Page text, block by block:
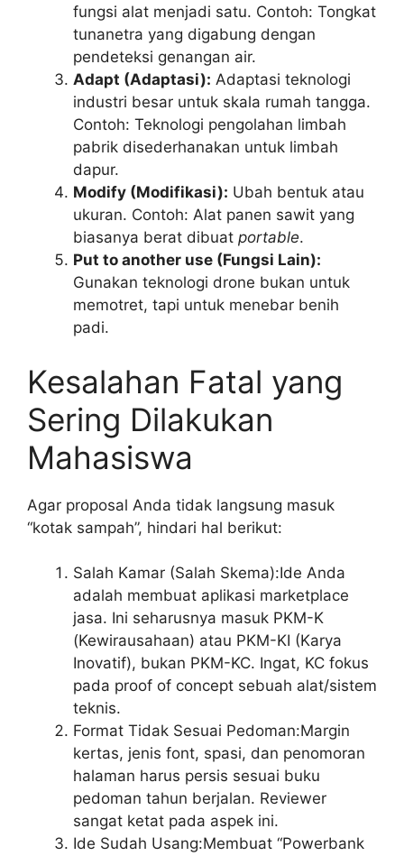
fungsi alat menjadi satu. Contoh: Tongkat
tunanetra yang digabung dengan
pendeteksi genangan air.
Adapt (Adaptasi): Adaptasi teknologi
industri besar untuk skala rumah tangga.
Contoh: Teknologi pengolahan limbah
pabrik disederhanakan untuk limbah
dapur.
Modify (Modifikasi): Ubah bentuk atau
ukuran. Contoh: Alat panen sawit yang
biasanya berat dibuat portable.
Put to another use (Fungsi Lain):
Gunakan teknologi drone bukan untuk
memotret, tapi untuk menebar benih
padi.
Kesalahan Fatal yang
Sering Dilakukan
Mahasiswa
Agar proposal Anda tidak langsung masuk
“kotak sampah”, hindari hal berikut:
Salah Kamar (Salah Skema):Ide Anda
adalah membuat aplikasi marketplace
jasa. Ini seharusnya masuk PKM-K
(Kewirausahaan) atau PKM-KI (Karya
Inovatif), bukan PKM-KC. Ingat, KC fokus
pada proof of concept sebuah alat/sistem
teknis.
Format Tidak Sesuai Pedoman:Margin
kertas, jenis font, spasi, dan penomoran
halaman harus persis sesuai buku
pedoman tahun berjalan. Reviewer
sangat ketat pada aspek ini.
Ide Sudah Usang:Membuat “Powerbank